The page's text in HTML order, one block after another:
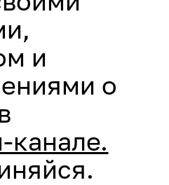
и
о
канале.